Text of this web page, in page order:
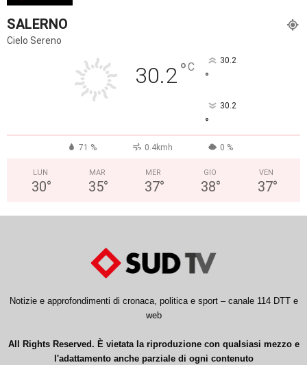
SALERNO
Cielo Sereno
30.2°C 30.2
°
30.2
°
71 % 0.4kmh 0 %
LUN
30°
MAR
35°
MER
37°
GIO
38°
VEN
37°
Notizie e approfondimenti di cronaca, politica e sport – canale 114 DTT e
web
All Rights Reserved. È vietata la riproduzione con qualsiasi mezzo e
l'adattamento anche parziale di ogni contenuto